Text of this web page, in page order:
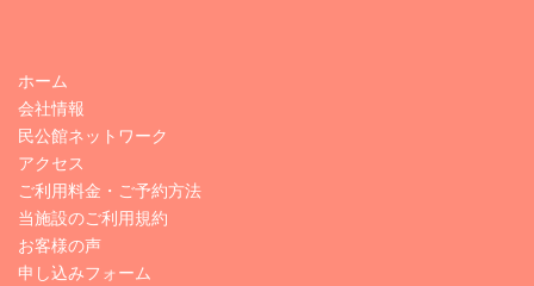
ホーム
会社情報
民公館ネットワーク
アクセス
ご利用料金・ご予約方法
当施設のご利用規約
お客様の声
申し込みフォーム